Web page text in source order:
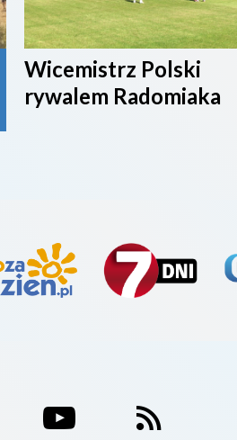
Wicemistrz Polski
rywalem Radomiaka